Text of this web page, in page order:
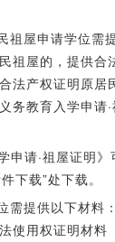
祖屋申请学位需
祖屋的，提供合
法产权证明原居
务教育入学申请
申请·祖屋证明
下载”处下载。
需提供以下材料
使用权证明材料